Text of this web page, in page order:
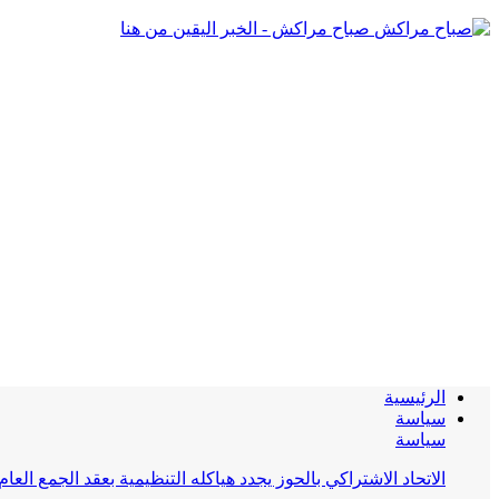
صباح مراكش - الخبر اليقين من هنا
الرئيسية
سياسة
سياسة
الاتحاد الاشتراكي بالحوز يجدد هياكله التنظيمية بعقد الجمع